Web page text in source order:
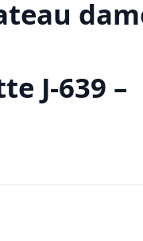
J-639 –